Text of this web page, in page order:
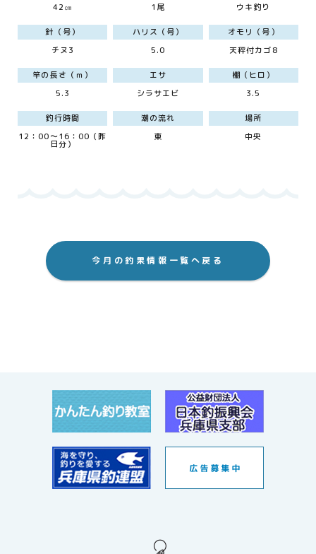
42㎝
1尾
ウキ釣り
針（号）
チヌ3
ハリス（号）
5.0
オモリ（号）
天秤付カゴ8
竿の長さ（ｍ）
5.3
エサ
シラサエビ
棚（ヒロ）
3.5
釣行時間
12：00～16：00（昨
日分）
潮の流れ
東
場所
中央
今月の釣果情報一覧へ戻る